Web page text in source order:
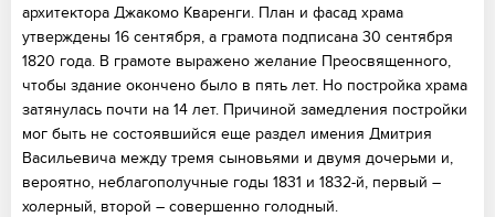
архитектора Джакомо Кваренги. План и фасад храма
утверждены 16 сентября, а грамота подписана 30 сентября
1820 года. В грамоте выражено желание Преосвященного,
чтобы здание окончено было в пять лет. Но постройка храма
затянулась почти на 14 лет. Причиной замедления постройки
мог быть не состоявшийся еще раздел имения Дмитрия
Васильевича между тремя сыновьями и двумя дочерьми и,
вероятно, неблагополучные годы 1831 и 1832-й, первый –
холерный, второй – совершенно голодный.